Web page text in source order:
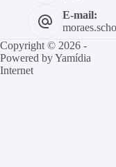
E-mail:
Copyright © 2026 -
Powered byYamídia
Internet